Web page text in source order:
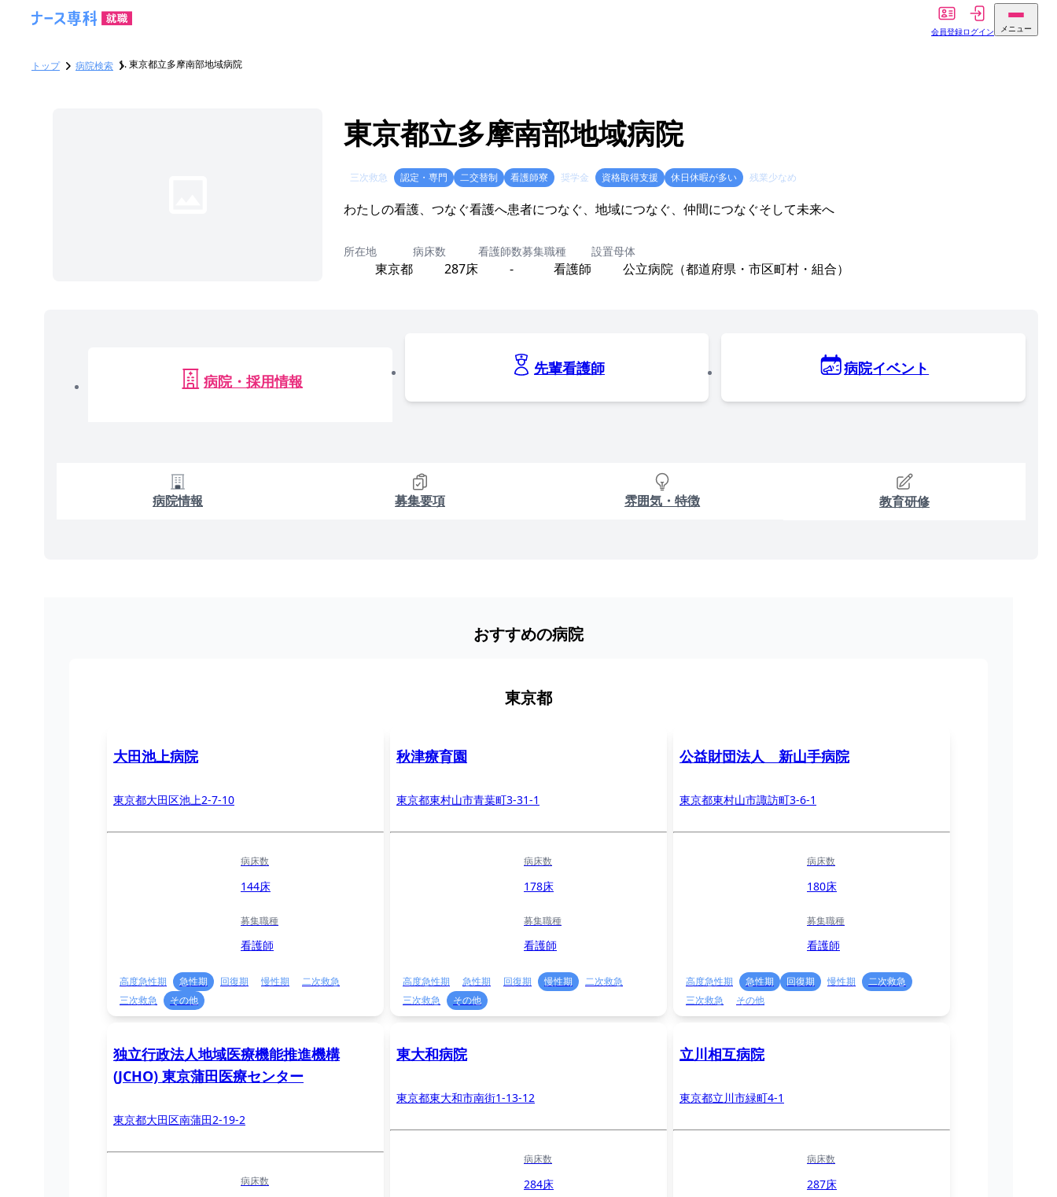
会員登録ログイン メニュー
トップ 病院検索 東京都立多摩南部地域病院
東京都立多摩南部地域病院
三次救急 認定・専門 二交替制 看護師寮 奨学金 資格取得支援 休日休暇が多い 残業少なめ
わたしの看護、つなぐ看護へ患者につなぐ、地域につなぐ、仲間につなぐそして未来へ
所在地
東京都
病床数
287床
看護師数
-
募集職種
看護師
設置母体
公立病院（都道府県・市区町村・組合）
病院・採用情報
先輩看護師 病院イベント
病院情報 募集要項 雰囲気・特徴 教育研修
おすすめの病院
東京都
大田池上病院
東京都大田区池上2-7-10
病床数
144床
募集職種
看護師
高度急性期 急性期 回復期 慢性期
二次救急
三次救急
その他
秋津療育園
東京都東村山市青葉町3-31-1
病床数
178床
募集職種
看護師
高度急性期 急性期 回復期 慢性期
二次救急
三次救急
その他
公益財団法人 新山手病院
東京都東村山市諏訪町3-6-1
病床数
180床
募集職種
看護師
高度急性期 急性期 回復期 慢性期
二次救急
三次救急
その他
独立行政法人地域医療機能推進機構
(JCHO) 東京蒲田医療センター
東京都大田区南蒲田2-19-2
病床数
東大和病院
東京都東大和市南街1-13-12
病床数
284床
立川相互病院
東京都立川市緑町4-1
病床数
287床